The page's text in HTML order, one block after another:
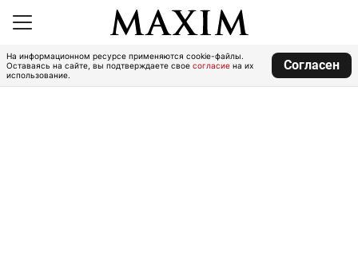
На информационном ресурсе применяются cookie-файлы.
Оставаясь на сайте, вы подтверждаете свое согласие на их
использование.
Согласен